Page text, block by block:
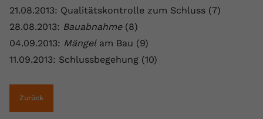
21.08.2013: Qualitätskontrolle zum Schluss (7)
28.08.2013: Bauabnahme(8)
04.09.2013: Mängelam Bau (9)
11.09.2013: Schlussbegehung (10)
Zurück